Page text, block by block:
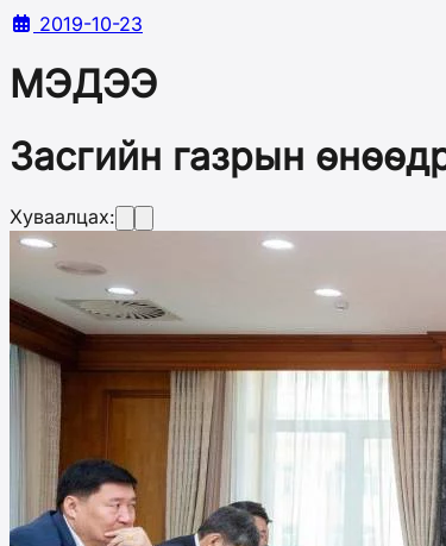
2019-10-23
МЭДЭЭ
Засгийн газрын
Хуваалцах: